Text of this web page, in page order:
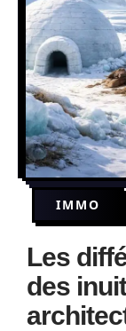
IMMO
Les
des